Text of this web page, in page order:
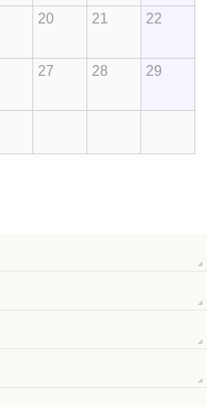
20 21 22
27 28 29